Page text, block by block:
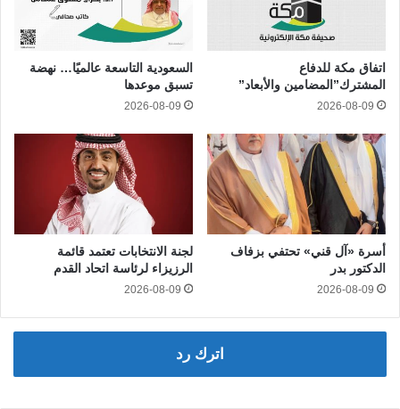
اتفاق مكة للدفاع
المشترك”المضامين والأبعاد”
2026-08-09
السعودية التاسعة عالميًا… نهضة
تسبق موعدها
2026-08-09
أسرة «آل قني» تحتفي بزفاف
الدكتور بدر
2026-08-09
لجنة الانتخابات تعتمد قائمة
الرزيزاء لرئاسة اتحاد القدم
2026-08-09
اترك رد